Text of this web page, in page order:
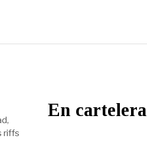
riffs
En cartelera